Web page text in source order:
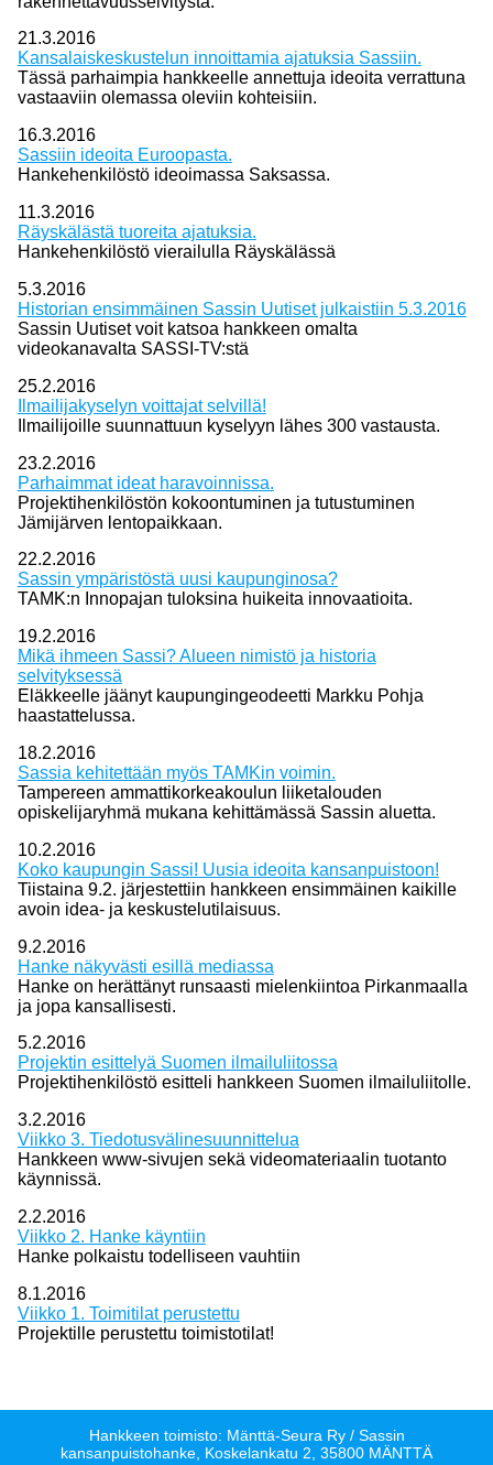
21.3.2016
Kansalaiskeskustelun innoittamia ajatuksia Sassiin.
Tässä parhaimpia hankkeelle annettuja ideoita verrattuna
vastaaviin olemassa oleviin kohteisiin.
16.3.2016
Sassiin ideoita Euroopasta.
Hankehenkilöstö ideoimassa Saksassa.
11.3.2016
Räyskälästä tuoreita ajatuksia.
Hankehenkilöstö vierailulla Räyskälässä
5.3.2016
Historian ensimmäinen Sassin Uutiset julkaistiin 5.3.2016
Sassin Uutiset voit katsoa hankkeen omalta
videokanavalta SASSI-TV:stä
25.2.2016
Ilmailijakyselyn voittajat selvillä!
Ilmailijoille suunnattuun kyselyyn lähes 300 vastausta.
23.2.2016
Parhaimmat ideat haravoinnissa.
Projektihenkilöstön kokoontuminen ja tutustuminen
Jämijärven lentopaikkaan.
22.2.2016
Sassin ympäristöstä uusi kaupunginosa?
TAMK:n Innopajan tuloksina huikeita innovaatioita.
19.2.2016
Mikä ihmeen Sassi? Alueen nimistö ja historia
selvityksessä
Eläkkeelle jäänyt kaupungingeodeetti Markku Pohja
haastattelussa.
18.2.2016
Sassia kehitettään myös TAMKin voimin.
Tampereen ammattikorkeakoulun liiketalouden
opiskelijaryhmä mukana kehittämässä Sassin aluetta.
10.2.2016
Koko kaupungin Sassi! Uusia ideoita kansanpuistoon!
Tiistaina 9.2. järjestettiin hankkeen ensimmäinen kaikille
avoin idea- ja keskustelutilaisuus.
9.2.2016
Hanke näkyvästi esillä mediassa
Hanke on herättänyt runsaasti mielenkiintoa Pirkanmaalla
ja jopa kansallisesti.
5.2.2016
Projektin esittelyä Suomen ilmailuliitossa
Projektihenkilöstö esitteli hankkeen Suomen ilmailuliitolle.
3.2.2016
Viikko 3. Tiedotusvälinesuunnittelua
Hankkeen www-sivujen sekä videomateriaalin tuotanto
käynnissä.
2.2.2016
Viikko 2. Hanke käyntiin
Hanke polkaistu todelliseen vauhtiin
8.1.2016
Viikko 1. Toimitilat perustettu
Projektille perustettu toimistotilat!
Hankkeen toimisto: Mänttä-Seura Ry / Sassin
kansanpuistohanke, Koskelankatu 2, 35800 MÄNTTÄ